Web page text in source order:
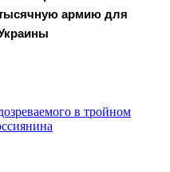
армию для
в тройном